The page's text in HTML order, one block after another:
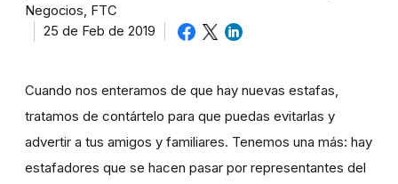
Negocios, FTC
25 de Feb de 2019
Cuando nos enteramos de que hay nuevas estafas,
tratamos de contártelo para que puedas evitarlas y
advertir a tus amigos y familiares. Tenemos una más: hay
estafadores que se hacen pasar por representantes del